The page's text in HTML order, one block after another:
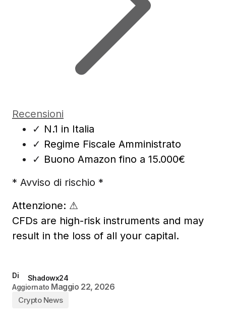
Recensioni
✓ N.1 in Italia
✓ Regime Fiscale Amministrato
✓ Buono Amazon fino a 15.000€
* Avviso di rischio *
Attenzione: ⚠
CFDs are high-risk instruments and may
result in the loss of all your capital.
Di
Shadowx24
Aggiornato Maggio 22, 2026
Crypto News